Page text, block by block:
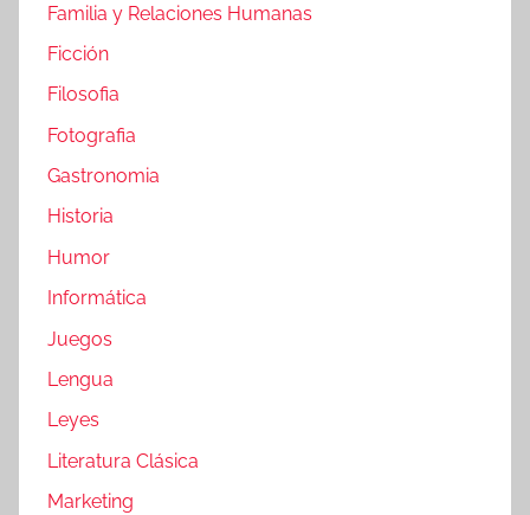
Familia y Relaciones Humanas
Ficción
Filosofia
Fotografia
Gastronomia
Historia
Humor
Informática
Juegos
Lengua
Leyes
Literatura Clásica
Marketing